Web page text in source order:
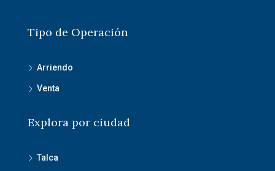
Tipo de Operación
Arriendo
Venta
Explora por ciudad
Talca